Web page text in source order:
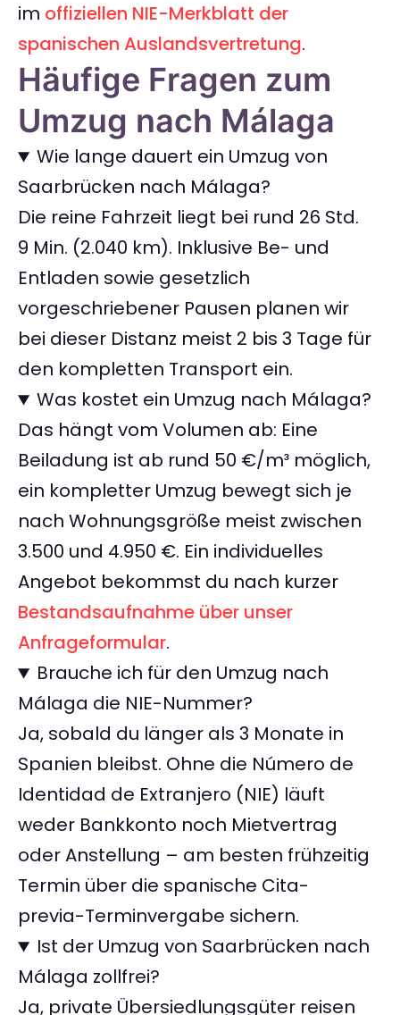
im offiziellen NIE-Merkblatt der
spanischen Auslandsvertretung.
Häufige Fragen zum
Umzug nach Málaga
Wie lange dauert ein Umzug von
Saarbrücken nach Málaga?
Die reine Fahrzeit liegt bei rund 26 Std.
9 Min. (2.040 km). Inklusive Be- und
Entladen sowie gesetzlich
vorgeschriebener Pausen planen wir
bei dieser Distanz meist 2 bis 3 Tage für
den kompletten Transport ein.
Was kostet ein Umzug nach Málaga?
Das hängt vom Volumen ab: Eine
Beiladung ist ab rund 50 €/m³ möglich,
ein kompletter Umzug bewegt sich je
nach Wohnungsgröße meist zwischen
3.500 und 4.950 €. Ein individuelles
Angebot bekommst du nach kurzer
Bestandsaufnahme über unser
Anfrageformular.
Brauche ich für den Umzug nach
Málaga die NIE-Nummer?
Ja, sobald du länger als 3 Monate in
Spanien bleibst. Ohne die Número de
Identidad de Extranjero (NIE) läuft
weder Bankkonto noch Mietvertrag
oder Anstellung – am besten frühzeitig
Termin über die spanische Cita-
previa-Terminvergabe sichern.
Ist der Umzug von Saarbrücken nach
Málaga zollfrei?
Ja, private Übersiedlungsgüter reisen